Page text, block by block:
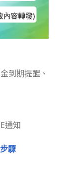
到期提醒、
通知
驟